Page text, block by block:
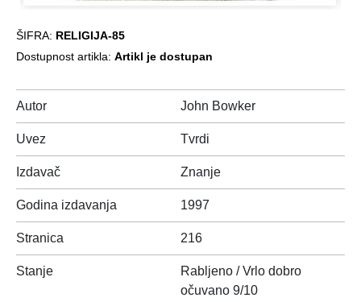
ŠIFRA: RELIGIJA-85
Dostupnost artikla: Artikl je dostupan
Autor John Bowker
Uvez Tvrdi
Izdavač Znanje
Godina izdavanja 1997
Stranica 216
Stanje
Rabljeno / Vrlo dobro
očuvano 9/10